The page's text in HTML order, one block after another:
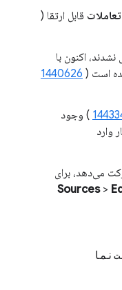
تعاملات قابل ارتقا (
اکنون با
است ( 1440626
) وجود
وارد
می‌دهد، برای
Sources>